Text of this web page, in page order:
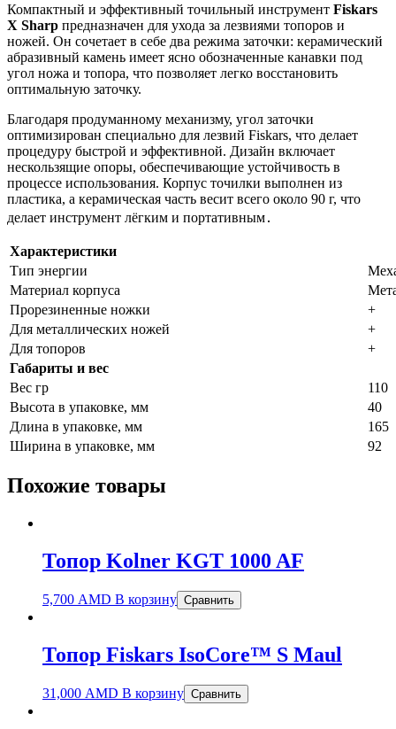
Компактный и эффективный точильный инструмент Fiskars
X Sharp предназначен для ухода за лезвиями топоров и
ножей. Он сочетает в себе два режима заточки: керамический
абразивный камень имеет ясно обозначенные канавки под
угол ножа и топора, что позволяет легко восстановить
оптимальную заточку.
Благодаря продуманному механизму, угол заточки
оптимизирован специально для лезвий Fiskars, что делает
процедуру быстрой и эффективной. Дизайн включает
нескользящие опоры, обеспечивающие устойчивость в
процессе использования. Корпус точилки выполнен из
пластика, а керамическая часть весит всего около 90 г, что
делает инструмент лёгким и портативным․
Характеристики
Тип энергии
Материал корпуса
Прорезиненные ножки
+
Для металлических ножей
+
Для топоров
+
Габариты и вес
Вес гр
110
Высота в упаковке, мм
40
Длина в упаковке, мм
165
Ширина в упаковке, мм
92
Похожие товары
Топор Kolner KGT 1000 AF
5,700 AMD В корзину Сравнить
Топор Fiskars IsoCore™ S Maul
31,000 AMD В корзину Сравнить